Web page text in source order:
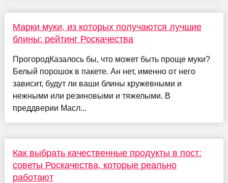
Марки муки, из которых получаются лучшие
блины: рейтинг Роскачества
ПрогородКазалось бы, что может быть проще муки?
Белый порошок в пакете. Ан нет, именно от него
зависит, будут ли ваши блины кружевными и
нежными или резиновыми и тяжелыми. В
преддверии Масл...
Как выбрать качественные продукты в пост:
советы Роскачества, которые реально
работают